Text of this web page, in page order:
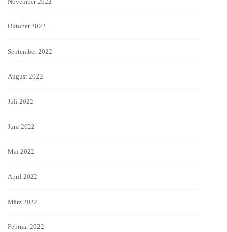
Oktober 2022
September 2022
August 2022
Juli 2022
Juni 2022
Mai 2022
April 2022
März 2022
Februar 2022